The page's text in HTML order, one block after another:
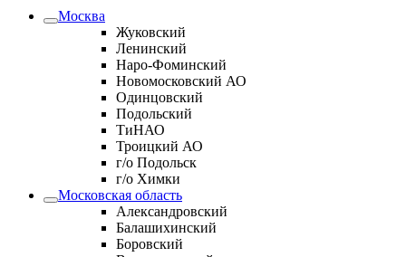
Москва
Жуковский
Ленинский
Наро-Фоминский
Новомосковский АО
Одинцовский
Подольский
ТиНАО
Троицкий АО
г/о Подольск
г/о Химки
Московская область
Александровский
Балашихинский
Боровский